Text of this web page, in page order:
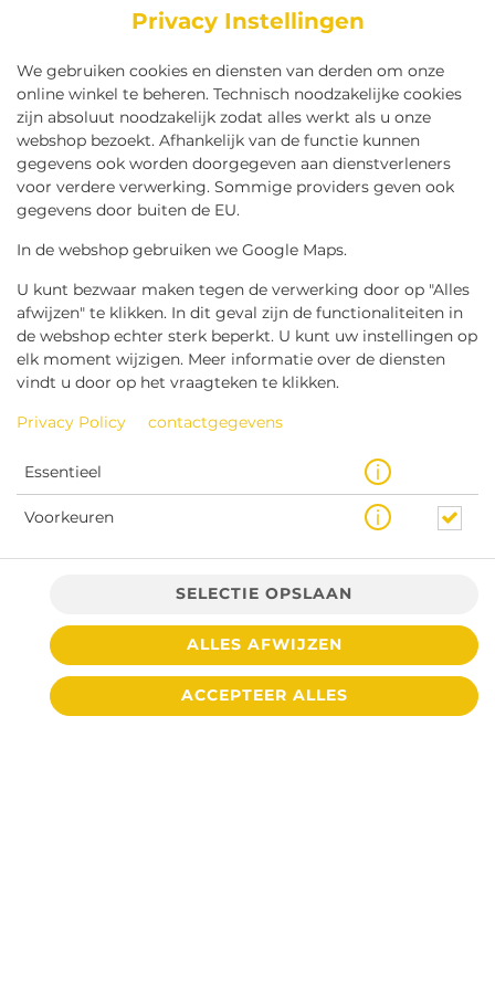
Privacy Instellingen
We gebruiken cookies en diensten van derden om onze
online winkel te beheren. Technisch noodzakelijke cookies
zijn absoluut noodzakelijk zodat alles werkt als u onze
webshop bezoekt. Afhankelijk van de functie kunnen
gegevens ook worden doorgegeven aan dienstverleners
voor verdere verwerking. Sommige providers geven ook
gegevens door buiten de EU.
In de webshop gebruiken we Google Maps.
U kunt bezwaar maken tegen de verwerking door op "Alles
afwijzen" te klikken. In dit geval zijn de functionaliteiten in
de webshop echter sterk beperkt. U kunt uw instellingen op
elk moment wijzigen. Meer informatie over de diensten
vindt u door op het vraagteken te klikken.
Privacy Policy contactgegevens
Essentieel
Voorkeuren
SELECTIE OPSLAAN
ALLES AFWIJZEN
ACCEPTEER ALLES
€ 4,40 *